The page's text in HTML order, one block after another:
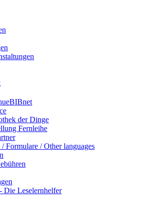
der Dinge
Fernleihe
Formulare / Other languages
Leselernhelfer